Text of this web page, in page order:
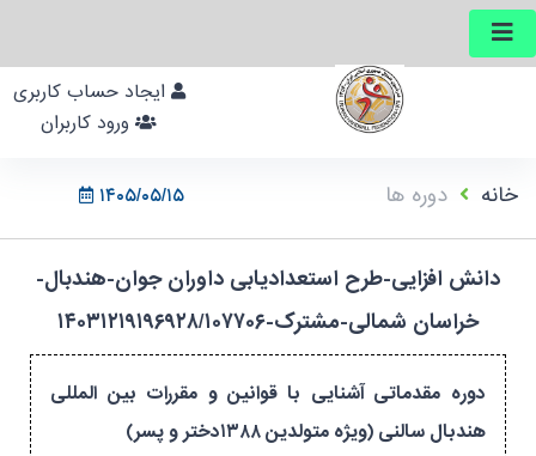
۱۴۰۵/۰۵/۱۵ خانه دوره ها
دانش افزایی-طرح استعدادیابی داوران جوان-هندبال-
خراسان شمالی-مشترک-۱۴۰۳۱۲۱۹۱۹۶۹۲۸/۱۰۷۷۰۶
دوره مقدماتی آشنایی با قوانین و مقررات بین المللی
هندبال سالنی (ویژه متولدین ۱۳۸۸دختر و پسر)